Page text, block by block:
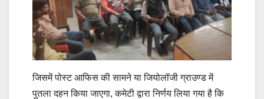
जिसमें पोस्ट आफिस की सामने या जियोलॉजी ग्राउण्ड में
पुतला दहन किया जाएगा, कमेटी द्वारा निर्णय लिया गया है कि